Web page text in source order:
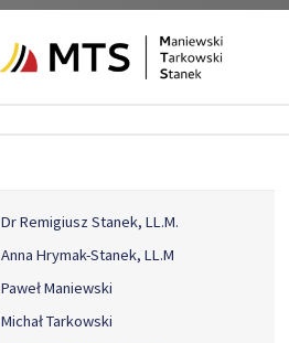
Dr Remigiusz Stanek, LL.M.
Anna Hrymak-Stanek, LL.M
Paweł Maniewski
Michał Tarkowski